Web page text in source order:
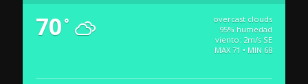
70 °
overcast clouds
95% humedad
viento: 2m/s SE
MAX 71 • MIN 68